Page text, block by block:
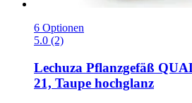
6 Optionen
5.0 (2)
Lechuza Pflanzgefäß
21, Taupe hochglanz